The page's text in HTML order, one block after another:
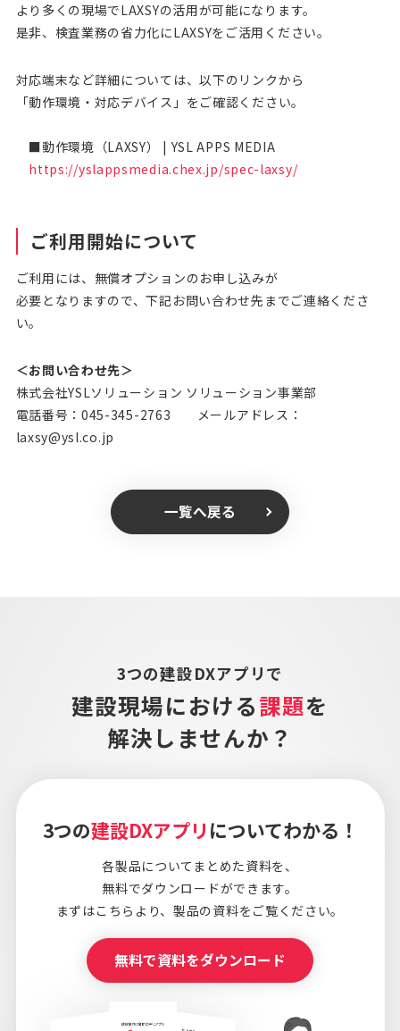
より多くの現場でLAXSYの活用が可能になります。
是非、検査業務の省力化にLAXSYをご活用ください。
対応端末など詳細については、以下のリンクから
「動作環境・対応デバイス」をご確認ください。
■動作環境（LAXSY） | YSL APPS MEDIA
https://yslappsmedia.chex.jp/spec-laxsy/
ご利用開始について
ご利用には、無償オプションのお申し込みが
必要となりますので、下記お問い合わせ先までご連絡くださ
い。
＜お問い合わせ先＞
株式会社YSLソリューション ソリューション事業部
電話番号：045-345-2763 メールアドレス：
laxsy@ysl.co.jp
一覧へ戻る
3つの建設DXアプリで
建設現場における課題を
解決しませんか？
3つの建設DXアプリ についてわかる！
各製品についてまとめた資料を、
無料でダウンロードができます。
まずはこちらより、製品の資料をご覧ください。
無料で資料をダウンロード